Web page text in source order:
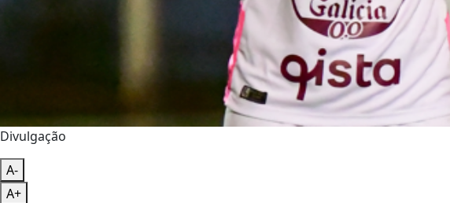
Divulgação
A-
A+